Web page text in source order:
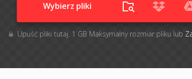
Wybierz pliki
Upuść pliki tutaj. 1 GB Maksymalny rozmiar pliku lub